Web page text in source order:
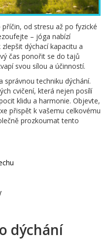
od stresu až po fyzické
– jóga nabízí
dýchací kapacitu a
čas ponořit se do tajů
svou sílou a účinností.
správnou techniku dýchání.
cvičení, která nejen posílí
klidu a harmonie. Objevte,
přispět k vašemu celkovému
prozkoumat tento
dýchání